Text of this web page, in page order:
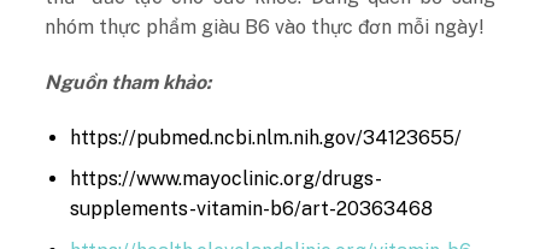
nhóm thực phẩm giàu B6 vào thực đơn mỗi ngày!
Nguồn tham khảo:
https://pubmed.ncbi.nlm.nih.gov/34123655/
https://www.mayoclinic.org/drugs-
supplements-vitamin-b6/art-20363468